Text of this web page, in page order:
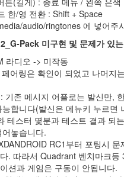
한/영 전환 : Shift + Space
audio/ringtones 에 넣어주
Pack 미구현 및 문제가 있
라디오 -> 미작동
어링은 확인이 되었고 나머지
기존 메시지 어플로는 발신만,
합니다(발신은 메뉴키 누르면
테스터 몇분과 테스트 결과 되
놓습니다.
RC1부터 포팅시
. 따라서 Quadrant 벤치마크등
션과 게임은 구동이 안됩니다.